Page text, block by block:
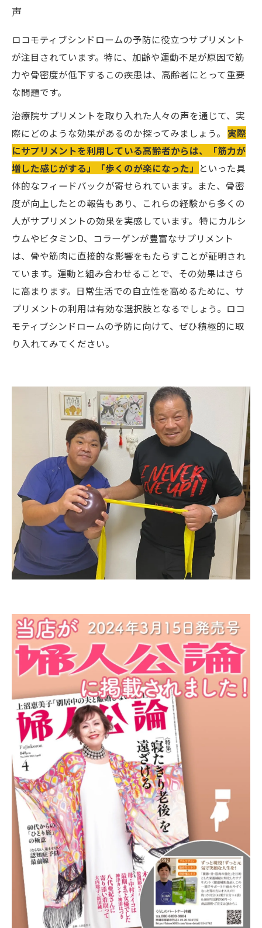
声
ロコモティブシンドロームの予防に役立つサプリメント
が注目されています。特に、加齢や運動不足が原因で筋
力や骨密度が低下するこの疾患は、高齢者にとって重要
な問題です。
治療院サプリメントを取り入れた人々の声を通じて、実
際にどのような効果があるのか探ってみましょう。 実際
にサプリメントを利用している高齢者からは、「筋力が
増した感じがする」「歩くのが楽になった」 といった具
体的なフィードバックが寄せられています。また、骨密
度が向上したとの報告もあり、これらの経験から多くの
人がサプリメントの効果を実感しています。 特にカルシ
ウムやビタミンD、コラーゲンが豊富なサプリメント
は、骨や筋肉に直接的な影響をもたらすことが証明され
ています。運動と組み合わせることで、その効果はさら
に高まります。日常生活での自立性を高めるために、サ
プリメントの利用は有効な選択肢となるでしょう。ロコ
モティブシンドロームの予防に向けて、ぜひ積極的に取
り入れてみてください。